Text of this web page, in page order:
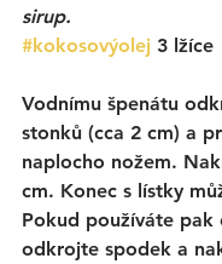
sirup.
#kokosovýolej 3 lžíce
Vodnímu špenátu
stonků (cca 2 cm) a
naplocho nožem.
cm. Konec s lístky
Pokud používáte pak
odkrojte spodek a